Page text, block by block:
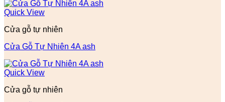
Quick View
Cửa gỗ tự nhiên
Cửa Gỗ Tự Nhiên 4A ash
Quick View
Cửa gỗ tự nhiên